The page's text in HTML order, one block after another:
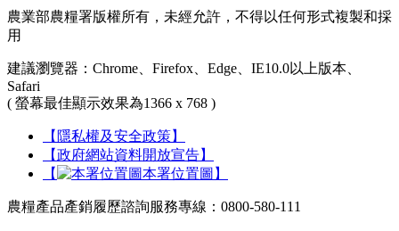
農業部農糧署版權所有，未經允許，不得以任何形式複製和採
用
建議瀏覽器：Chrome、Firefox、Edge、IE10.0以上版本、
Safari
( 螢幕最佳顯示效果為1366 x 768 )
【隱私權及安全政策】
【政府網站資料開放宣告】
【
本署位置圖】
農糧產品產銷履歷諮詢服務專線：0800-580-111